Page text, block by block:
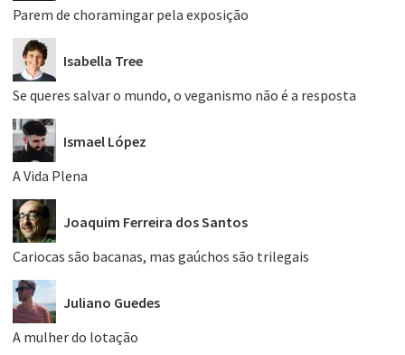
Parem de choramingar pela exposição
Isabella Tree
Se queres salvar o mundo, o veganismo não é a resposta
Ismael López
A Vida Plena
Joaquim Ferreira dos Santos
Cariocas são bacanas, mas gaúchos são trilegais
Juliano Guedes
A mulher do lotação